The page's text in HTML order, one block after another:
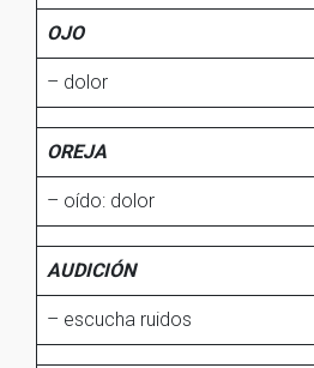
OJO
– dolor
OREJA
– oído: dolor
AUDICIÓN
– escucha ruidos